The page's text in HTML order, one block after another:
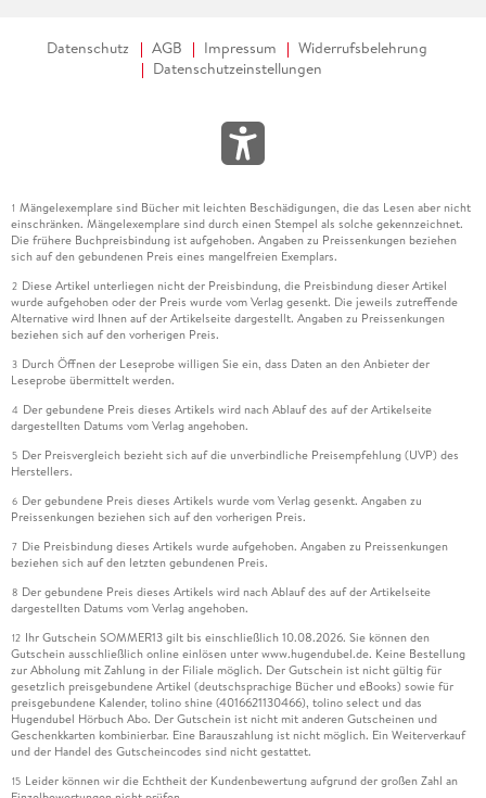
Datenschutz AGB Impressum
Widerrufsbelehrung
Datenschutzeinstellungen
1 Mängelexemplare sind Bücher mit leichten Beschädigungen, die das Lesen aber nicht
einschränken. Mängelexemplare sind durch einen Stempel als solche gekennzeichnet.
Die frühere Buchpreisbindung ist aufgehoben. Angaben zu Preissenkungen beziehen
sich auf den gebundenen Preis eines mangelfreien Exemplars.
2 Diese Artikel unterliegen nicht der Preisbindung, die Preisbindung dieser Artikel
wurde aufgehoben oder der Preis wurde vom Verlag gesenkt. Die jeweils zutreffende
Alternative wird Ihnen auf der Artikelseite dargestellt. Angaben zu Preissenkungen
beziehen sich auf den vorherigen Preis.
3 Durch Öffnen der Leseprobe willigen Sie ein, dass Daten an den Anbieter der
Leseprobe übermittelt werden.
4 Der gebundene Preis dieses Artikels wird nach Ablauf des auf der Artikelseite
dargestellten Datums vom Verlag angehoben.
5 Der Preisvergleich bezieht sich auf die unverbindliche Preisempfehlung (UVP) des
Herstellers.
6 Der gebundene Preis dieses Artikels wurde vom Verlag gesenkt. Angaben zu
Preissenkungen beziehen sich auf den vorherigen Preis.
7 Die Preisbindung dieses Artikels wurde aufgehoben. Angaben zu Preissenkungen
beziehen sich auf den letzten gebundenen Preis.
8 Der gebundene Preis dieses Artikels wird nach Ablauf des auf der Artikelseite
dargestellten Datums vom Verlag angehoben.
12 Ihr Gutschein SOMMER13 gilt bis einschließlich 10.08.2026. Sie können den
Gutschein ausschließlich online einlösen unter www.hugendubel.de. Keine Bestellung
zur Abholung mit Zahlung in der Filiale möglich. Der Gutschein ist nicht gültig für
gesetzlich preisgebundene Artikel (deutschsprachige Bücher und eBooks) sowie für
preisgebundene Kalender, tolino shine (4016621130466), tolino select und das
Hugendubel Hörbuch Abo. Der Gutschein ist nicht mit anderen Gutscheinen und
Geschenkkarten kombinierbar. Eine Barauszahlung ist nicht möglich. Ein Weiterverkauf
und der Handel des Gutscheincodes sind nicht gestattet.
15 Leider können wir die Echtheit der Kundenbewertung aufgrund der großen Zahl an